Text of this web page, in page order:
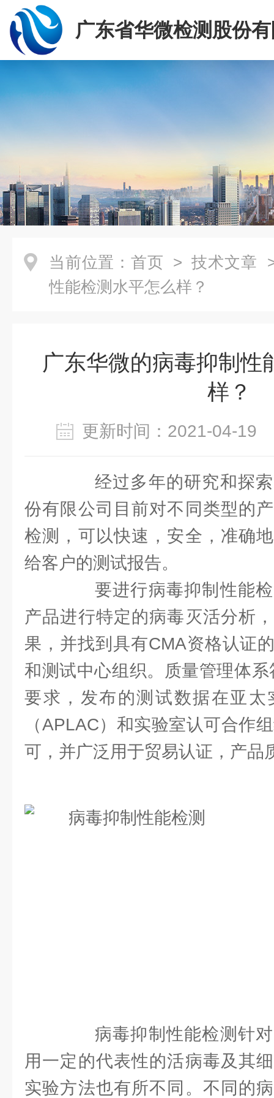
广东省华微检测股份
当前位置： 首页 > 技术文章
性能检测水平怎么样？
广东华微的病毒抑制性
样？
更新时间：2021-04-
经过多年的研究和探索
份有限公司目前对不同类型的
检测，可以快速，安全，准确
给客户的测试报告。
要进行病毒抑制性能检
产品进行特定的病毒灭活分析
果，并找到具有CMA资格认证
和测试中心组织。质量管理体
要求，发布的测试数据在亚太
（APLAC）和实验室认可合作
可，并广泛用于贸易认证，产品
病毒抑制性能检测针对
用一定的代表性的活病毒及其
实验方法也有所不同。不同的